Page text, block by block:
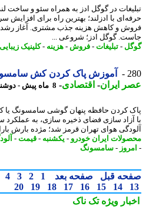
در گوگل ادز به همراه سئو و ساخت لندینگ
با ادزلند؛ بهترین راه برای افزایش سریع
و کاهش هزینه جذب مشتری. آغاز رشد
گوگل ادز؛ شروعی ...
-تبلیغات-فروش -هزینه- کلینیک زیبایی-
آموزش پاک کردن کش سامسونگ
ایران- اقتصادی-8 ماه پیش - دوشنبه 17 آذر 1404، 11:55
کردن حافظه پنهان گوشی سامسونگ یا کش
سازی فضای ذخیره سازی، به عملکرد
هوای تهران قرمز شد؛ مژده بارش باران از
ایران خودرو-یکشنبه-قیمت-آلودگی
- سامسونگ
قبل صفحه بعد 1
2
3
4
5
14
15
16
17
18
19
20
ویژهتک ناک